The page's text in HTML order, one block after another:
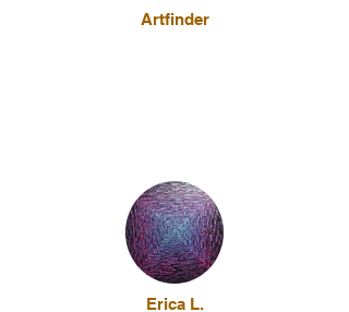
Artfinder
Erica L.